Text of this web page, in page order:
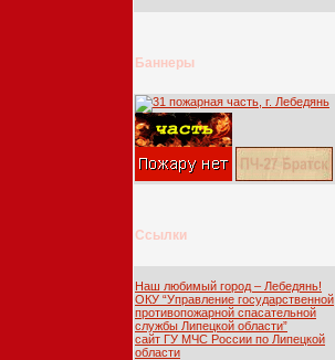
Баннеры
Ссылки
Наш любимый город – Лебедянь!
ОКУ “Управление государственной
противопожарной спасательной
службы Липецкой области”
сайт ГУ МЧС России по Липецкой
области